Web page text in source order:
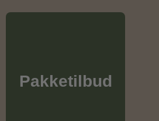
Pakketilbud